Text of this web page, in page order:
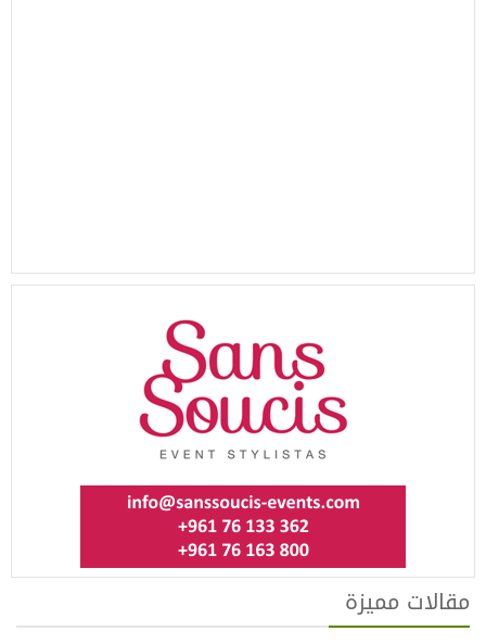
مقالات مميزة